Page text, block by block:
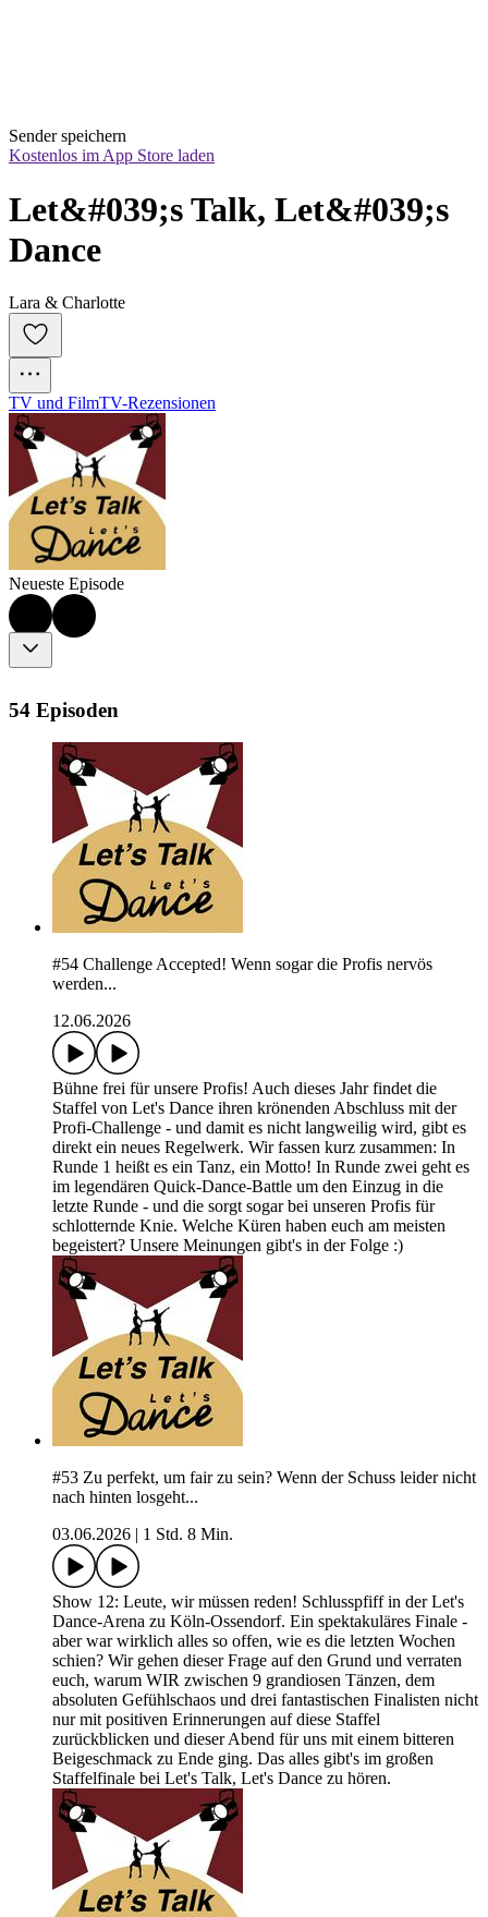
Sender speichern
Kostenlos im App Store laden
Let&#039;s Talk, Let&#039;s
Dance
Lara & Charlotte
TV und FilmTV-Rezensionen
Neueste Episode
54 Episoden
#54 Challenge Accepted! Wenn sogar die Profis nervös
werden...
12.06.2026
Bühne frei für unsere Profis! Auch dieses Jahr findet die
Staffel von Let's Dance ihren krönenden Abschluss mit der
Profi-Challenge - und damit es nicht langweilig wird, gibt es
direkt ein neues Regelwerk. Wir fassen kurz zusammen: In
Runde 1 heißt es ein Tanz, ein Motto! In Runde zwei geht es
im legendären Quick-Dance-Battle um den Einzug in die
letzte Runde - und die sorgt sogar bei unseren Profis für
schlotternde Knie. Welche Küren haben euch am meisten
begeistert? Unsere Meinungen gibt's in der Folge :)
#53 Zu perfekt, um fair zu sein? Wenn der Schuss leider nicht
nach hinten losgeht...
03.06.2026
1 Std. 8 Min.
Show 12: Leute, wir müssen reden! Schlusspfiff in der Let's
Dance-Arena zu Köln-Ossendorf. Ein spektakuläres Finale -
aber war wirklich alles so offen, wie es die letzten Wochen
schien? Wir gehen dieser Frage auf den Grund und verraten
euch, warum WIR zwischen 9 grandiosen Tänzen, dem
absoluten Gefühlschaos und drei fantastischen Finalisten nicht
nur mit positiven Erinnerungen auf diese Staffel
zurückblicken und dieser Abend für uns mit einem bitteren
Beigeschmack zu Ende ging. Das alles gibt's im großen
Staffelfinale bei Let's Talk, Let's Dance zu hören.